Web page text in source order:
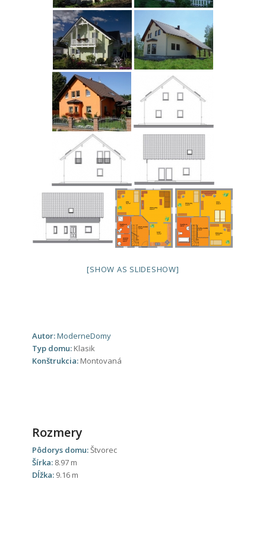
[SHOW AS SLIDESHOW]
Autor:ModerneDomy
Typ domu: Klasik
Konštrukcia: Montovaná
Rozmery
Pôdorys domu: Štvorec
Šírka: 8.97 m
Dĺžka: 9.16 m